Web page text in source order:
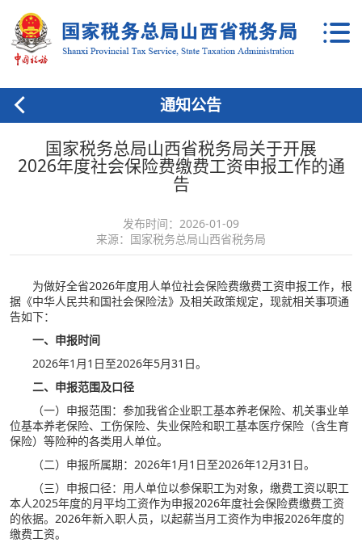
通知公告
国家税务总局山西省税务局关于开展
2026年度社会保险费缴费工资申报工作的通
告
发布时间：2026-01-09
来源：国家税务总局山西省税务局
为做好全省2026年度用人单位社会保险费缴费工资申报工作，根
据《中华人民共和国社会保险法》及相关政策规定，现就相关事项通
告如下：
一、申报时间
2026年1月1日至2026年5月31日。
二、申报范围及口径
（一）申报范围：参加我省企业职工基本养老保险、机关事业单
位基本养老保险、工伤保险、失业保险和职工基本医疗保险（含生育
保险）等险种的各类用人单位。
（二）申报所属期：2026年1月1日至2026年12月31日。
（三）申报口径：用人单位以参保职工为对象，缴费工资以职工
本人2025年度的月平均工资作为申报2026年度社会保险费缴费工资
的依据。2026年新入职人员，以起薪当月工资作为申报2026年度的
缴费工资。